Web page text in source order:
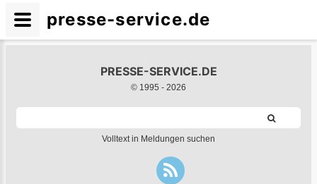
PRESSE-SERVICE.DE
© 1995 - 2026
Volltext in Meldungen suchen
presse-service.de